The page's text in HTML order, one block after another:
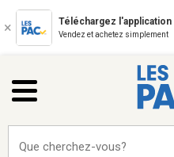
Téléchargez l'application
Vendez et achetez simplement
Que cherchez-vous?